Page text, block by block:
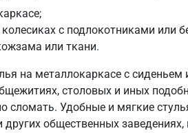
c подлокотниками или
или ткани.
на металлокаркасе с
столовых и иных
сломать. Удобные и мягкие
общественных